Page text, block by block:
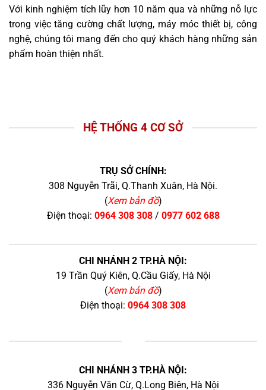
Với kinh nghiệm tích lũy hơn 10 năm qua và những nỗ lực
trong việc tăng cường chất lượng, máy móc thiết bị, công
nghệ, chúng tôi mang đến cho quý khách hàng những sản
phẩm hoàn thiện nhất.
HỆ THỐNG 4 CƠ SỞ
TRỤ SỞ CHÍNH:
308 Nguyễn Trãi, Q.Thanh Xuân, Hà Nội.
(Xem bản đồ)
Điện thoại: 0964 308 308/ 0977 602 688
CHI NHÁNH 2 TP.HÀ NỘI:
19 Trần Quý Kiên, Q.Cầu Giấy, Hà Nội
(Xem bản đồ)
Điện thoại: 0964 308 308
CHI NHÁNH 3 TP.HÀ NỘI:
336 Nguyễn Văn Cừ, Q.Long Biên, Hà Nội